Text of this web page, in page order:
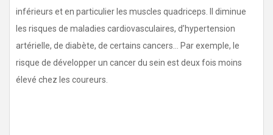
inférieurs et en particulier les muscles quadriceps. Il diminue
les risques de maladies cardiovasculaires, d’hypertension
artérielle, de diabète, de certains cancers… Par exemple, le
risque de développer un cancer du sein est deux fois moins
élevé chez les coureurs.